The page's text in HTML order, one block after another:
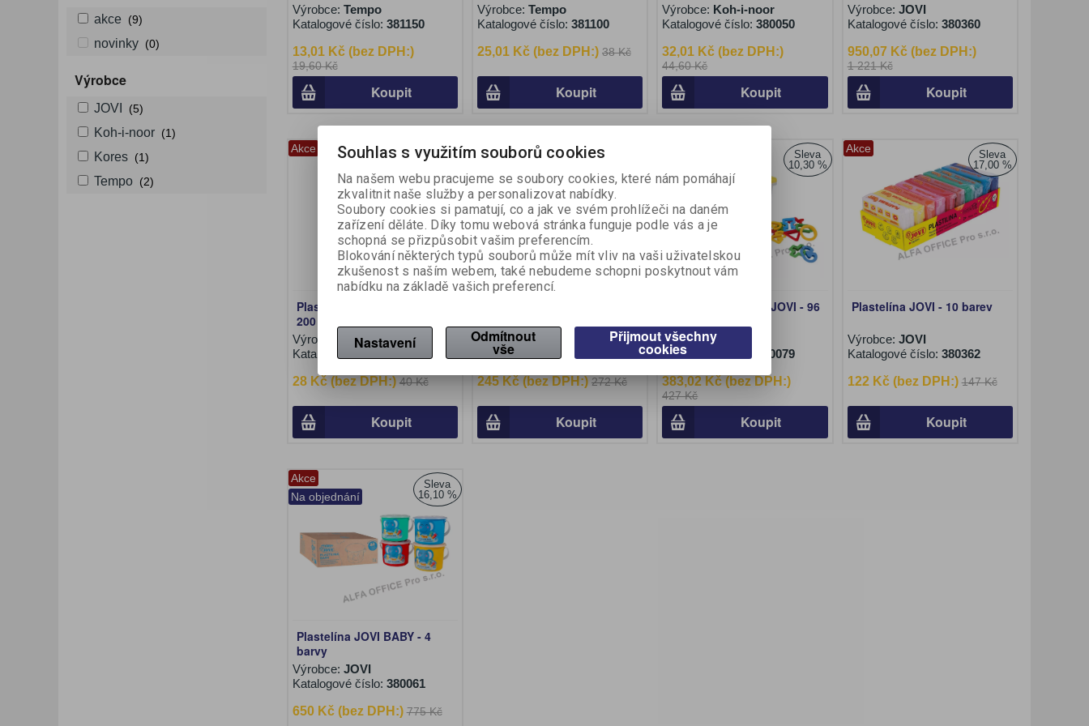
akce (9)
novinky (0)
Výrobce
JOVI (5)
Koh-i-noor (1)
Kores (1)
Tempo (2)
Výrobce: Tempo
Katalogové číslo: 381150
13,01 Kč (bez DPH:)
19,60 Kč
Koupit
Výrobce: Tempo
Katalogové číslo: 381100
25,01 Kč (bez DPH:) 38 Kč
Koupit
Výrobce: Koh-i-noor
Katalogové číslo:380050
32,01 Kč (bez DPH:)
44,60 Kč
Koupit
Výrobce: JOVI
Katalogové číslo: 380360
950,07 Kč (bez DPH:)
1 221 Kč
Koupit
Akce
Sleva
30,00 %
Plastelína Kores - 10 barev /
200 g
Výrobce:
Kores
Katalogové číslo:
28 Kč (bez DPH:) 40 Kč
Koupit
Akce
Výrobce:JOVI
Katalogové číslo:
245 Kč (bez DPH:) 272 Kč
Koupit
Sleva
10,30 %
Sada vykrajovátek JOVI - 96
Výrobce:JOVI
Katalogové číslo:
380079
383,02 Kč (bez DPH:)
427 Kč
Koupit
Akce
Sleva
17,00 %
Plastelína JOVI - 10 barev
Výrobce: JOVI
Katalogové číslo: 380362
122 Kč (bez DPH:) 147 Kč
Koupit
Akce
Na objednání
Sleva
16,10 %
Plastelína JOVI BABY - 4
barvy
Výrobce: JOVI
Katalogové číslo: 380061
650 Kč (bez DPH:) 775 Kč
Souhlas s využitím souborů cookies
Na našem webu pracujeme se soubory cookies, které nám pomáhají
zkvalitnit naše služby a personalizovat nabídky.
Soubory cookies si pamatují, co a jak ve svém prohlížeči na daném
zařízení děláte. Díky tomu webová stránka funguje podle vás a je
schopná se přizpůsobit vašim preferencím.
Blokování některých typů souborů může mít vliv na vaši uživatelskou
zkušenost s naším webem, také nebudeme schopni poskytnout vám
nabídku na základě vašich preferencí.
Nastavení Odmítnout
vše
Přijmout všechny
cookies